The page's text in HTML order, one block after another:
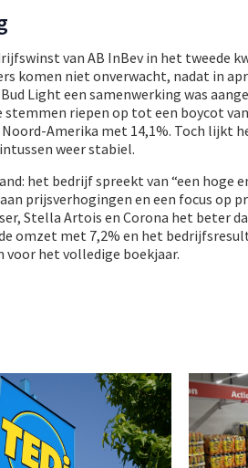
van AB InBev in het tweede
komen niet onverwacht, nadat in
Light een samenwerking was
stemmen riepen op tot een boycot
Amerika met 14,1%. Toch lijkt
weer stabiel.
het bedrijf spreekt van “een
prijsverhogingen en een focus op
Stella Artois en Corona het beter
omzet met 7,2% en het
het volledige boekjaar.